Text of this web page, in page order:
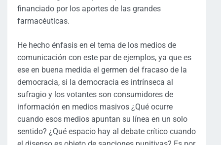
financiado por los aportes de las grandes
farmacéuticas.
He hecho énfasis en el tema de los medios de
comunicación con este par de ejemplos, ya que es
ese en buena medida el germen del fracaso de la
democracia, si la democracia es intrínseca al
sufragio y los votantes son consumidores de
información en medios masivos ¿Qué ocurre
cuando esos medios apuntan su línea en un solo
sentido? ¿Qué espacio hay al debate crítico cuando